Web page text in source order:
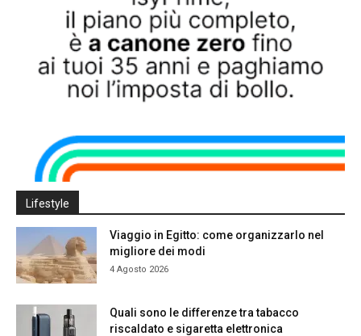
Lifestyle
Viaggio in Egitto: come organizzarlo nel
migliore dei modi
4 Agosto 2026
Quali sono le differenze tra tabacco
riscaldato e sigaretta elettronica